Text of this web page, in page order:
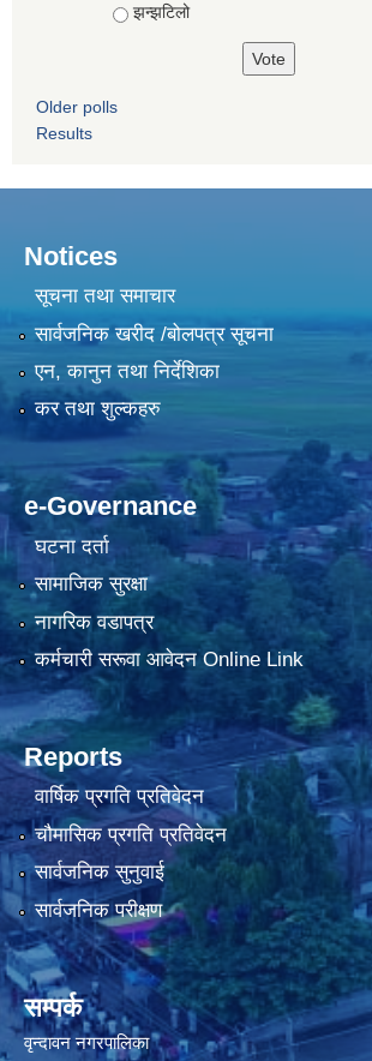
झन्झटिलो
Older polls
Results
Notices
सूचना तथा समाचार
सार्वजनिक खरीद /बोलपत्र सूचना
एन, कानुन तथा निर्देशिका
कर तथा शुल्कहरु
e-Governance
घटना दर्ता
सामाजिक सुरक्षा
नागरिक वडापत्र
कर्मचारी सरूवा आवेदन Online Link
Reports
वार्षिक प्रगति प्रतिवेदन
चौमासिक प्रगति प्रतिवेदन
सार्वजनिक सुनुवाई
सार्वजनिक परीक्षण
सम्पर्क
वृन्दावन नगरपालिका